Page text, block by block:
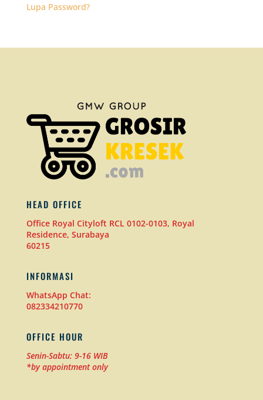
Lupa Password?
HEAD OFFICE
Office Royal Cityloft RCL 0102-0103, Royal
Residence, Surabaya
60215
INFORMASI
WhatsApp Chat:
082334210770
OFFICE HOUR
Senin-Sabtu: 9-16 WIB
*by appointment only